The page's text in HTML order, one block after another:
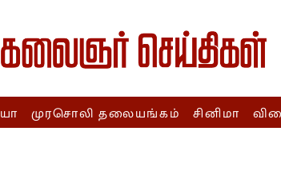
முரசொலி தலையங்கம் சினிமா